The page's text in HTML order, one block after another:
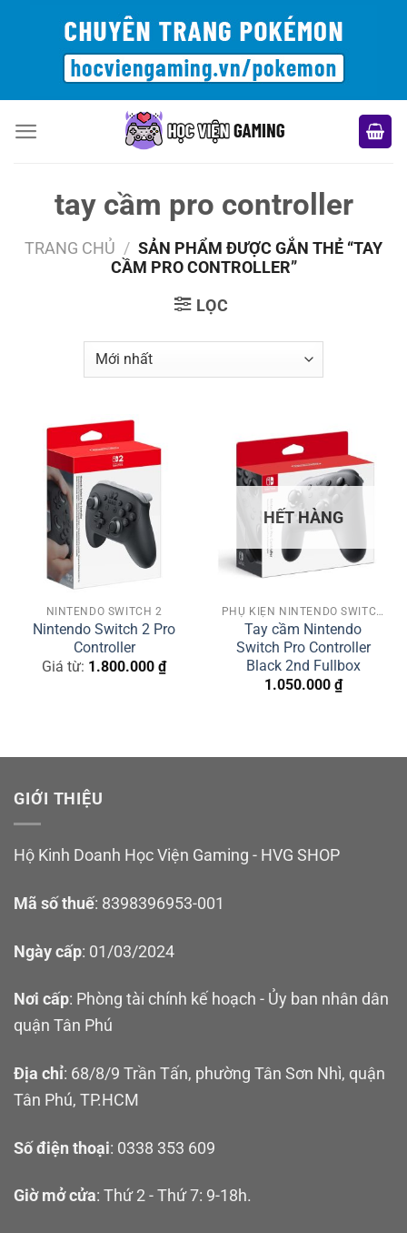
tay cầm pro controller
TRANG CHỦ / SẢN PHẨM ĐƯỢC GẮN THẺ “TAY
CẦM PRO CONTROLLER”
LỌC
NINTENDO SWITCH 2
Nintendo Switch 2 Pro
Controller
Giá từ: 1.800.000 ₫
HẾT HÀNG
PHỤ KIỆN NINTENDO SWITCH
Tay cầm Nintendo
Switch Pro Controller
Black 2nd Fullbox
1.050.000 ₫
GIỚI THIỆU
Hộ Kinh Doanh Học Viện Gaming - HVG SHOP
Mã số thuế: 8398396953-001
Ngày cấp: 01/03/2024
Nơi cấp: Phòng tài chính kế hoạch - Ủy ban nhân dân
quận Tân Phú
Địa chỉ: 68/8/9 Trần Tấn, phường Tân Sơn Nhì, quận
Tân Phú, TP.HCM
Số điện thoại: 0338 353 609
Giờ mở cửa: Thứ 2 - Thứ 7: 9-18h.